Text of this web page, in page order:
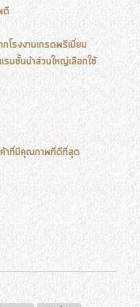
ดี
รงงานเกรดพรีเมี่ยม
มชั้นนำส่วนใหญ่เลือกใช้
ค้าที่มีคุณภาพที่ดีที่สุด